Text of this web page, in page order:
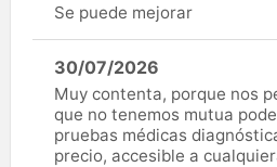
Se puede mejorar
30/07/2026
Muy contenta, porque nos
que no tenemos mutua
pruebas médicas
precio, accesible a